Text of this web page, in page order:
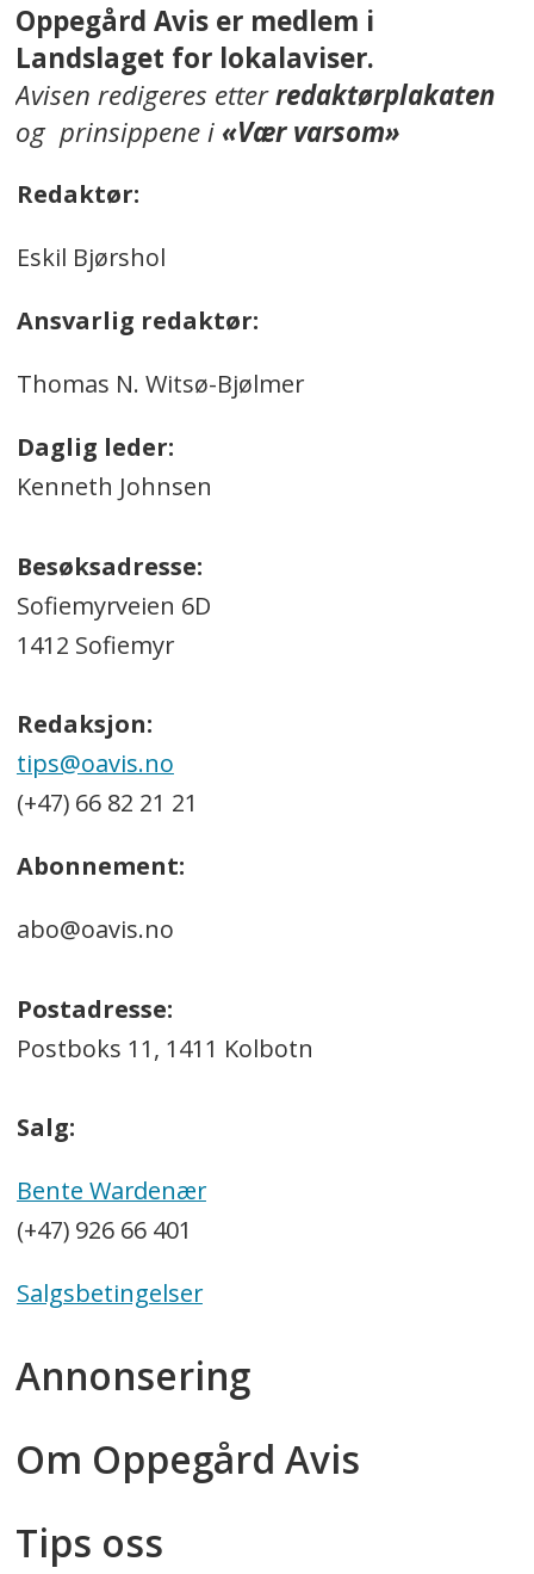
Oppegård Avis er medlem i
Landslaget for lokalaviser.
Avisen redigeres etterredaktørplakaten
og prinsippene i«Vær varsom»
Redaktør:
Eskil Bjørshol
Ansvarlig redaktør:
Thomas N. Witsø-Bjølmer
Daglig leder:
Kenneth Johnsen
Besøksadresse:
Sofiemyrveien 6D
1412 Sofiemyr
Redaksjon:
tips@oavis.no
(+47) 66 82 21 21
Abonnement:
abo@oavis.no
Postadresse:
Postboks 11, 1411 Kolbotn
Salg:
Bente Wardenær
(+47) 926 66 401
Salgsbetingelser
Annonsering
Om Oppegård Avis
Tips oss